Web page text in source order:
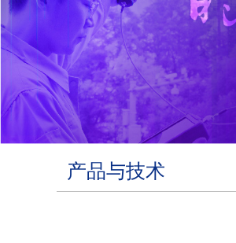
产品与技术